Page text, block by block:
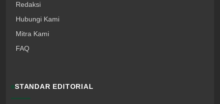
Redaksi
Hubungi Kami
Mitra Kami
FAQ
STANDAR EDITORIAL